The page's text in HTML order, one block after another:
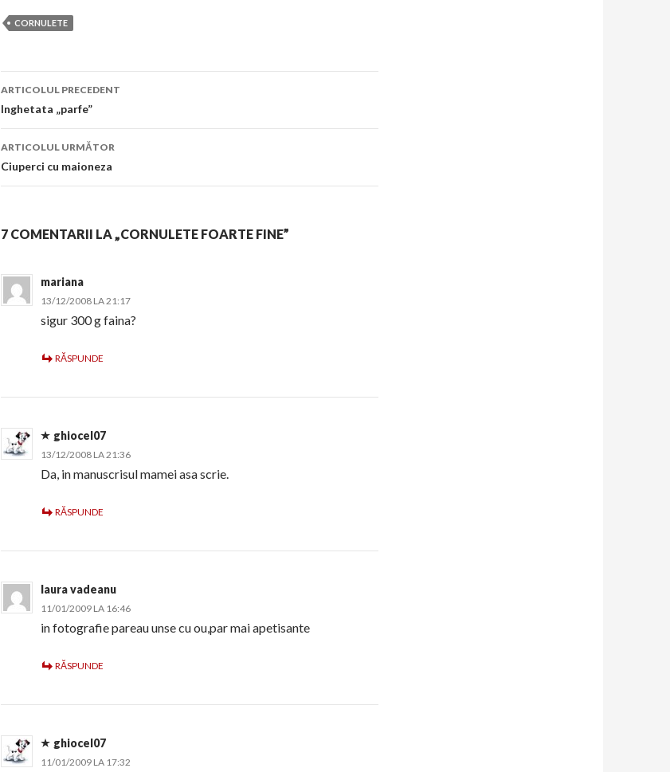
CORNULETE
Navigare
în
articol
ARTICOLUL PRECEDENT
Inghetata „parfe”
ARTICOLUL URMĂTOR
Ciuperci cu maioneza
7 COMENTARII LA „CORNULETE FOARTE FINE”
mariana
13/12/2008 LA 21:17
sigur 300 g faina?
RĂSPUNDE
ghiocel07
13/12/2008 LA 21:36
Da, in manuscrisul mamei asa scrie.
RĂSPUNDE
laura vadeanu
11/01/2009 LA 16:46
in fotografie pareau unse cu ou,par mai apetisante
RĂSPUNDE
ghiocel07
11/01/2009 LA 17:32